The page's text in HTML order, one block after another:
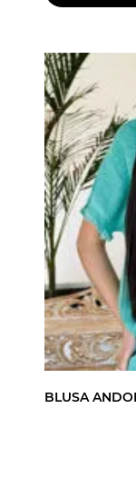
BLUSA